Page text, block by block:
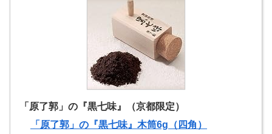
「原了郭」の『黒七味』（京都限定）
「原了郭」の『黒七味』木筒6g（四角）